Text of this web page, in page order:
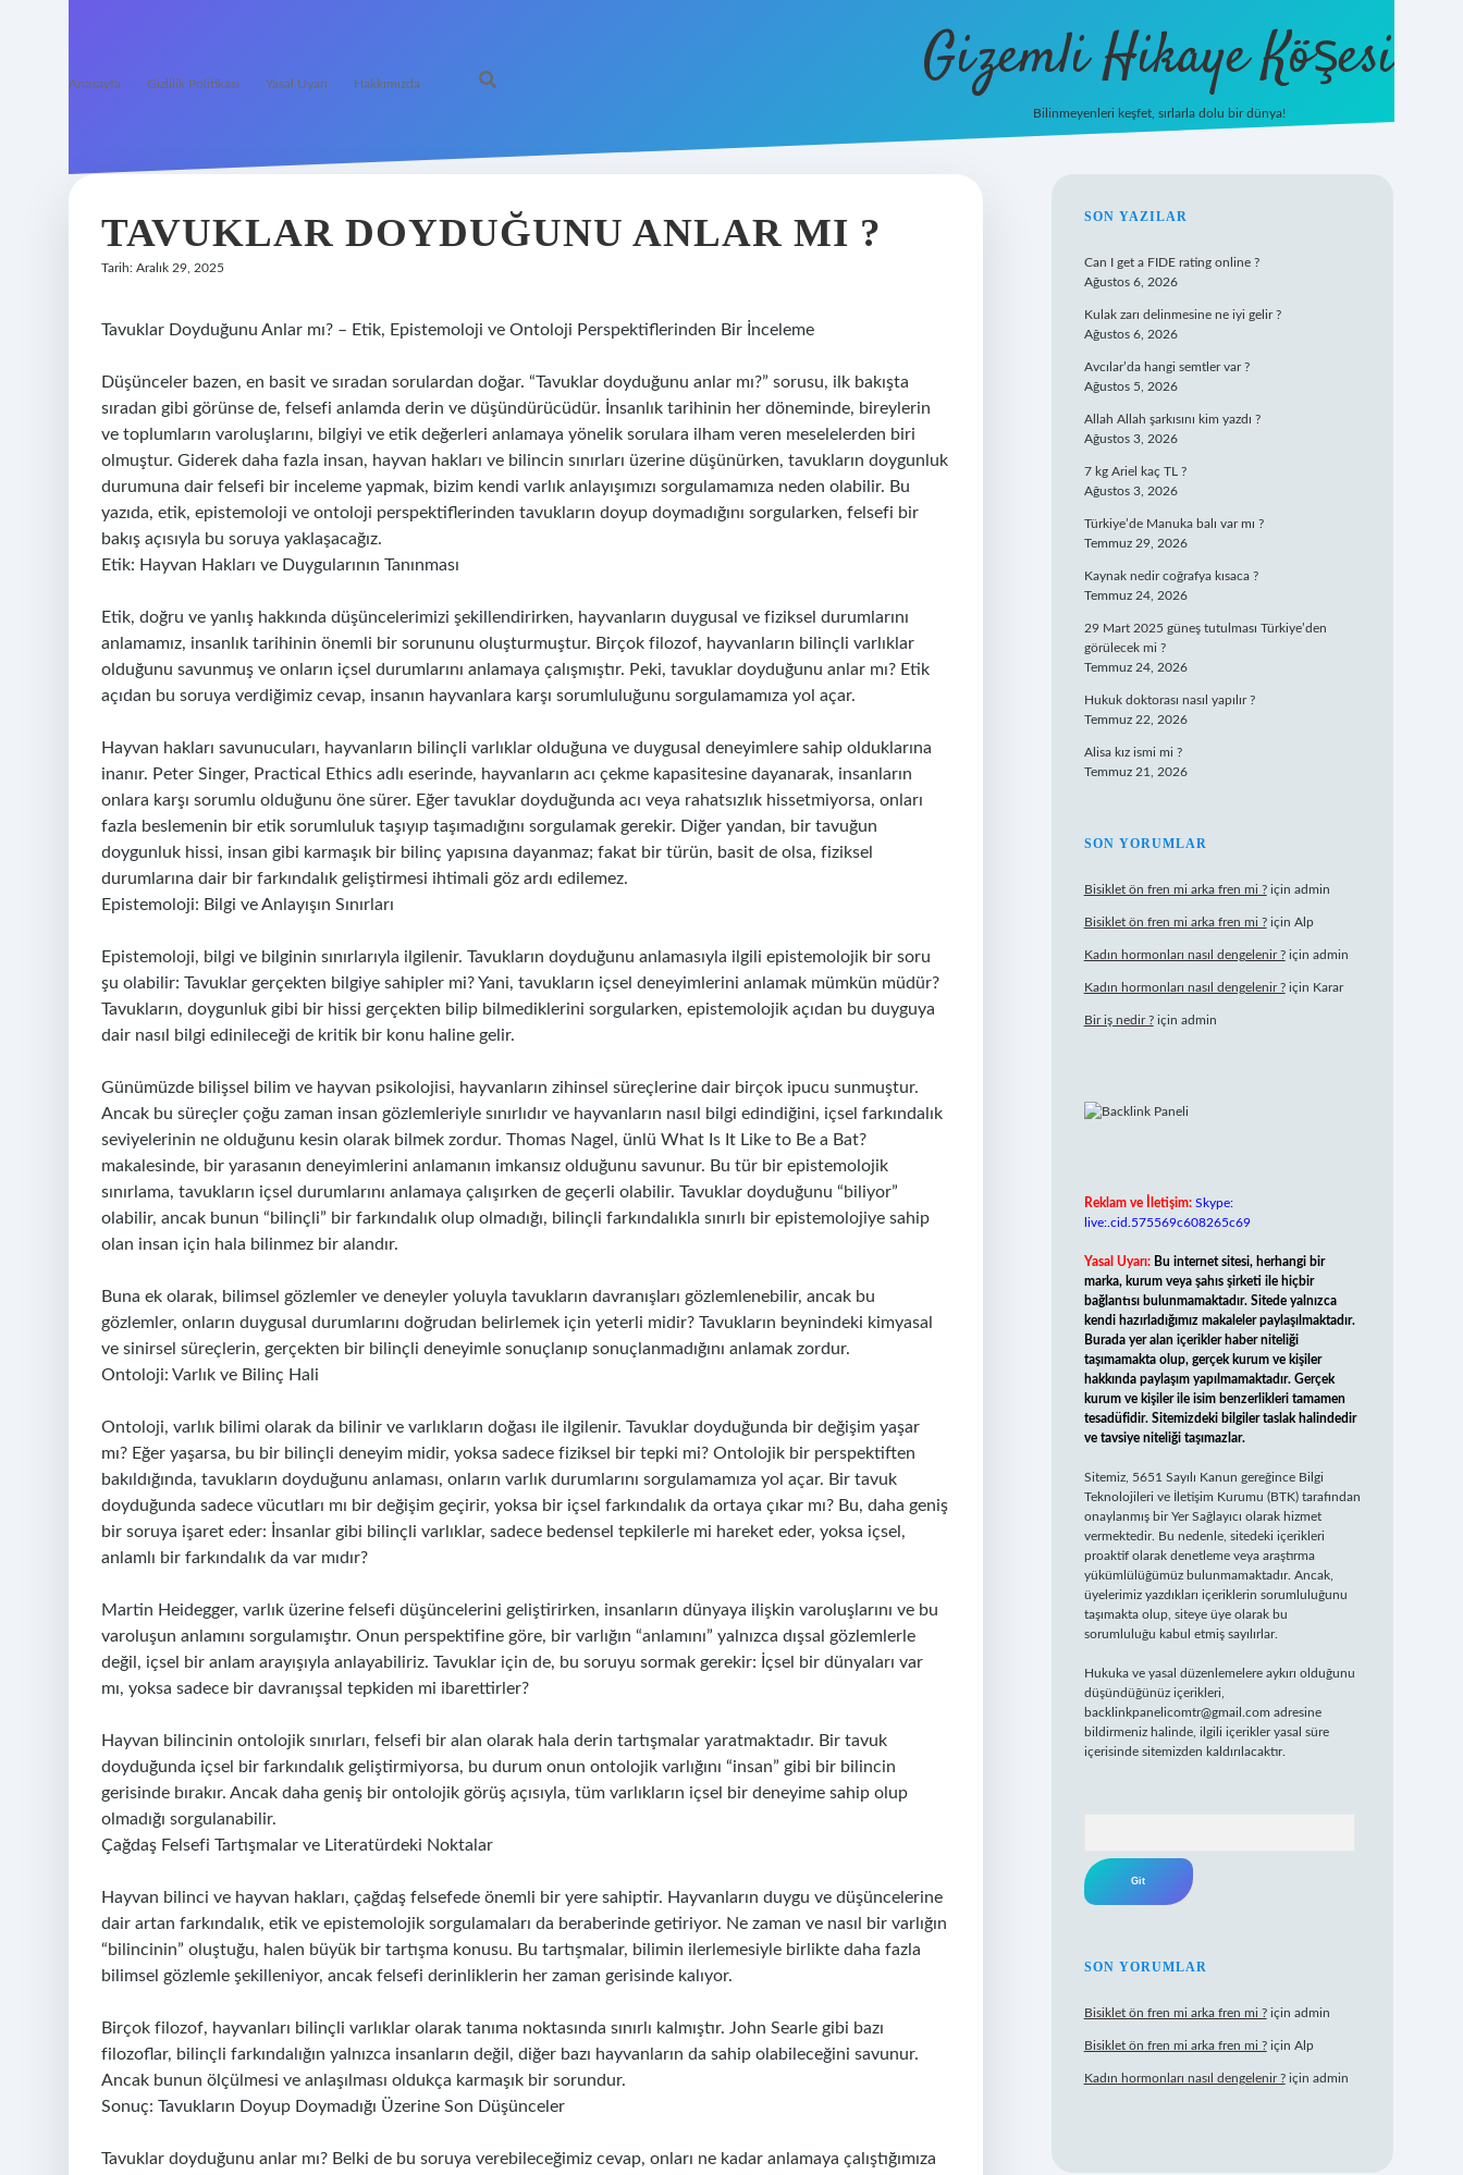
Anasayfa Gizlilik Politikası Yasal Uyarı Hakkımızda Gizemli Hikaye Köşesi
Bilinmeyenleri keşfet, sırlarla dolu bir dünya!
TAVUKLAR DOYDUĞUNU ANLAR MI ?
Tarih: Aralık 29, 2025
Tavuklar Doyduğunu Anlar mı? – Etik, Epistemoloji ve Ontoloji Perspektiflerinden Bir İnceleme
Düşünceler bazen, en basit ve sıradan sorulardan doğar. “Tavuklar doyduğunu anlar mı?” sorusu, ilk bakışta
sıradan gibi görünse de, felsefi anlamda derin ve düşündürücüdür. İnsanlık tarihinin her döneminde, bireylerin
ve toplumların varoluşlarını, bilgiyi ve etik değerleri anlamaya yönelik sorulara ilham veren meselelerden biri
olmuştur. Giderek daha fazla insan, hayvan hakları ve bilincin sınırları üzerine düşünürken, tavukların doygunluk
durumuna dair felsefi bir inceleme yapmak, bizim kendi varlık anlayışımızı sorgulamamıza neden olabilir. Bu
yazıda, etik, epistemoloji ve ontoloji perspektiflerinden tavukların doyup doymadığını sorgularken, felsefi bir
bakış açısıyla bu soruya yaklaşacağız.
Etik: Hayvan Hakları ve Duygularının Tanınması
Etik, doğru ve yanlış hakkında düşüncelerimizi şekillendirirken, hayvanların duygusal ve fiziksel durumlarını
anlamamız, insanlık tarihinin önemli bir sorununu oluşturmuştur. Birçok filozof, hayvanların bilinçli varlıklar
olduğunu savunmuş ve onların içsel durumlarını anlamaya çalışmıştır. Peki, tavuklar doyduğunu anlar mı? Etik
açıdan bu soruya verdiğimiz cevap, insanın hayvanlara karşı sorumluluğunu sorgulamamıza yol açar.
Hayvan hakları savunucuları, hayvanların bilinçli varlıklar olduğuna ve duygusal deneyimlere sahip olduklarına
inanır. Peter Singer, Practical Ethics adlı eserinde, hayvanların acı çekme kapasitesine dayanarak, insanların
onlara karşı sorumlu olduğunu öne sürer. Eğer tavuklar doyduğunda acı veya rahatsızlık hissetmiyorsa, onları
fazla beslemenin bir etik sorumluluk taşıyıp taşımadığını sorgulamak gerekir. Diğer yandan, bir tavuğun
doygunluk hissi, insan gibi karmaşık bir bilinç yapısına dayanmaz; fakat bir türün, basit de olsa, fiziksel
durumlarına dair bir farkındalık geliştirmesi ihtimali göz ardı edilemez.
Epistemoloji: Bilgi ve Anlayışın Sınırları
Epistemoloji, bilgi ve bilginin sınırlarıyla ilgilenir. Tavukların doyduğunu anlamasıyla ilgili epistemolojik bir soru
şu olabilir: Tavuklar gerçekten bilgiye sahipler mi? Yani, tavukların içsel deneyimlerini anlamak mümkün müdür?
Tavukların, doygunluk gibi bir hissi gerçekten bilip bilmediklerini sorgularken, epistemolojik açıdan bu duyguya
dair nasıl bilgi edinileceği de kritik bir konu haline gelir.
Günümüzde bilişsel bilim ve hayvan psikolojisi, hayvanların zihinsel süreçlerine dair birçok ipucu sunmuştur.
Ancak bu süreçler çoğu zaman insan gözlemleriyle sınırlıdır ve hayvanların nasıl bilgi edindiğini, içsel farkındalık
seviyelerinin ne olduğunu kesin olarak bilmek zordur. Thomas Nagel, ünlü What Is It Like to Be a Bat?
makalesinde, bir yarasanın deneyimlerini anlamanın imkansız olduğunu savunur. Bu tür bir epistemolojik
sınırlama, tavukların içsel durumlarını anlamaya çalışırken de geçerli olabilir. Tavuklar doyduğunu “biliyor”
olabilir, ancak bunun “bilinçli” bir farkındalık olup olmadığı, bilinçli farkındalıkla sınırlı bir epistemolojiye sahip
olan insan için hala bilinmez bir alandır.
Buna ek olarak, bilimsel gözlemler ve deneyler yoluyla tavukların davranışları gözlemlenebilir, ancak bu
gözlemler, onların duygusal durumlarını doğrudan belirlemek için yeterli midir? Tavukların beynindeki kimyasal
ve sinirsel süreçlerin, gerçekten bir bilinçli deneyimle sonuçlanıp sonuçlanmadığını anlamak zordur.
Ontoloji: Varlık ve Bilinç Hali
Ontoloji, varlık bilimi olarak da bilinir ve varlıkların doğası ile ilgilenir. Tavuklar doyduğunda bir değişim yaşar
mı? Eğer yaşarsa, bu bir bilinçli deneyim midir, yoksa sadece fiziksel bir tepki mi? Ontolojik bir perspektiften
bakıldığında, tavukların doyduğunu anlaması, onların varlık durumlarını sorgulamamıza yol açar. Bir tavuk
doyduğunda sadece vücutları mı bir değişim geçirir, yoksa bir içsel farkındalık da ortaya çıkar mı? Bu, daha geniş
bir soruya işaret eder: İnsanlar gibi bilinçli varlıklar, sadece bedensel tepkilerle mi hareket eder, yoksa içsel,
anlamlı bir farkındalık da var mıdır?
Martin Heidegger, varlık üzerine felsefi düşüncelerini geliştirirken, insanların dünyaya ilişkin varoluşlarını ve bu
varoluşun anlamını sorgulamıştır. Onun perspektifine göre, bir varlığın “anlamını” yalnızca dışsal gözlemlerle
değil, içsel bir anlam arayışıyla anlayabiliriz. Tavuklar için de, bu soruyu sormak gerekir: İçsel bir dünyaları var
mı, yoksa sadece bir davranışsal tepkiden mi ibarettirler?
Hayvan bilincinin ontolojik sınırları, felsefi bir alan olarak hala derin tartışmalar yaratmaktadır. Bir tavuk
doyduğunda içsel bir farkındalık geliştirmiyorsa, bu durum onun ontolojik varlığını “insan” gibi bir bilincin
gerisinde bırakır. Ancak daha geniş bir ontolojik görüş açısıyla, tüm varlıkların içsel bir deneyime sahip olup
olmadığı sorgulanabilir.
Çağdaş Felsefi Tartışmalar ve Literatürdeki Noktalar
Hayvan bilinci ve hayvan hakları, çağdaş felsefede önemli bir yere sahiptir. Hayvanların duygu ve düşüncelerine
dair artan farkındalık, etik ve epistemolojik sorgulamaları da beraberinde getiriyor. Ne zaman ve nasıl bir varlığın
“bilincinin” oluştuğu, halen büyük bir tartışma konusu. Bu tartışmalar, bilimin ilerlemesiyle birlikte daha fazla
bilimsel gözlemle şekilleniyor, ancak felsefi derinliklerin her zaman gerisinde kalıyor.
Birçok filozof, hayvanları bilinçli varlıklar olarak tanıma noktasında sınırlı kalmıştır. John Searle gibi bazı
filozoflar, bilinçli farkındalığın yalnızca insanların değil, diğer bazı hayvanların da sahip olabileceğini savunur.
Ancak bunun ölçülmesi ve anlaşılması oldukça karmaşık bir sorundur.
Sonuç: Tavukların Doyup Doymadığı Üzerine Son Düşünceler
Tavuklar doyduğunu anlar mı? Belki de bu soruya verebileceğimiz cevap, onları ne kadar anlamaya çalıştığımıza
SIDEBAR
SON YAZILAR
Can I get a FIDE rating online ?
Ağustos 6, 2026
Kulak zarı delinmesine ne iyi gelir ?
Ağustos 6, 2026
Avcılar’da hangi semtler var ?
Ağustos 5, 2026
Allah Allah şarkısını kim yazdı ?
Ağustos 3, 2026
7 kg Ariel kaç TL ?
Ağustos 3, 2026
Türkiye’de Manuka balı var mı ?
Temmuz 29, 2026
Kaynak nedir coğrafya kısaca ?
Temmuz 24, 2026
29 Mart 2025 güneş tutulması Türkiye’den
görülecek mi ?
Temmuz 24, 2026
Hukuk doktorası nasıl yapılır ?
Temmuz 22, 2026
Alisa kız ismi mi ?
Temmuz 21, 2026
SON YORUMLAR
Bisiklet ön fren mi arka fren mi ?için admin
Bisiklet ön fren mi arka fren mi ?için Alp
Kadın hormonları nasıl dengelenir ?için admin
Kadın hormonları nasıl dengelenir ?için Karar
Bir iş nedir ?için admin
Reklam ve İletişim: Skype:
live:.cid.575569c608265c69
Yasal Uyarı: Bu internet sitesi, herhangi bir
marka, kurum veya şahıs şirketi ile hiçbir
bağlantısı bulunmamaktadır. Sitede yalnızca
kendi hazırladığımız makaleler paylaşılmaktadır.
Burada yer alan içerikler haber niteliği
taşımamakta olup, gerçek kurum ve kişiler
hakkında paylaşım yapılmamaktadır. Gerçek
kurum ve kişiler ile isim benzerlikleri tamamen
tesadüfidir. Sitemizdeki bilgiler taslak halindedir
ve tavsiye niteliği taşımazlar.
Sitemiz, 5651 Sayılı Kanun gereğince Bilgi
Teknolojileri ve İletişim Kurumu (BTK) tarafından
onaylanmış bir Yer Sağlayıcı olarak hizmet
vermektedir. Bu nedenle, sitedeki içerikleri
proaktif olarak denetleme veya araştırma
yükümlülüğümüz bulunmamaktadır. Ancak,
üyelerimiz yazdıkları içeriklerin sorumluluğunu
taşımakta olup, siteye üye olarak bu
sorumluluğu kabul etmiş sayılırlar.
Hukuka ve yasal düzenlemelere aykırı olduğunu
düşündüğünüz içerikleri,
backlinkpanelicomtr@gmail.com adresine
bildirmeniz halinde, ilgili içerikler yasal süre
içerisinde sitemizden kaldırılacaktır.
SON YORUMLAR
Bisiklet ön fren mi arka fren mi ?için admin
Bisiklet ön fren mi arka fren mi ?için Alp
Kadın hormonları nasıl dengelenir ?için admin